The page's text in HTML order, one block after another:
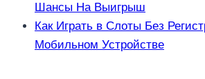
Шансы На Выигрыш
Как Играть в Слоты Без
Мобильном Устройстве